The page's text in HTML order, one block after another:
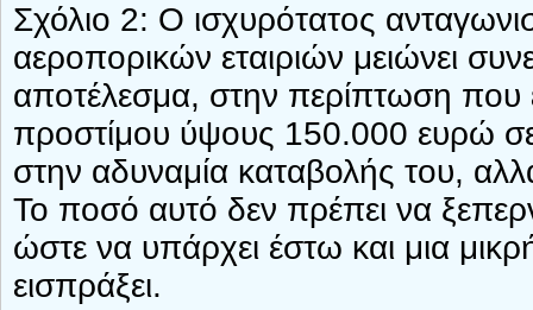
Σχόλιο 2: Ο ισχυρότατος
αεροπορικών εταιριών μειώνει
αποτέλεσμα, στην περίπτωση που
προστίμου ύψους 150.000 ευρώ σε
στην αδυναμία καταβολής του,
Το ποσό αυτό δεν πρέπει να
ώστε να υπάρχει έστω και μια
εισπράξει.